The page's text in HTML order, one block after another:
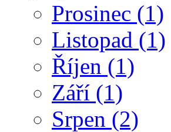
Prosinec (1)
Listopad (1)
Říjen (1)
Září (1)
Srpen (2)